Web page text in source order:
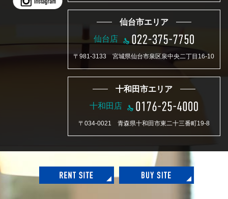
仙台市エリア
仙台店
〒981-3133 宮城県仙台市泉区泉中央二丁目16-10
十和田市エリア
十和田店
〒034-0021 青森県十和田市東二十三番町19-8